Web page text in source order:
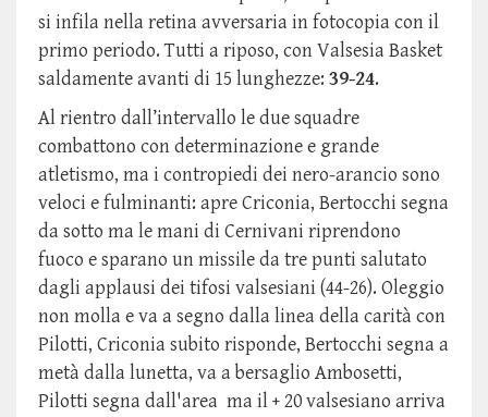
si infila nella retina avversaria in fotocopia con il
primo periodo. Tutti a riposo, con Valsesia Basket
saldamente avanti di 15 lunghezze: 39-24.
Al rientro dall’intervallo le due squadre
combattono con determinazione e grande
atletismo, ma i contropiedi dei nero-arancio sono
veloci e fulminanti: apre Criconia, Bertocchi segna
da sotto ma le mani di Cernivani riprendono
fuoco e sparano un missile da tre punti salutato
dagli applausi dei tifosi valsesiani (44-26). Oleggio
non molla e va a segno dalla linea della carità con
Pilotti, Criconia subito risponde, Bertocchi segna a
metà dalla lunetta, va a bersaglio Ambosetti,
Pilotti segna dall'area ma il + 20 valsesiano arriva